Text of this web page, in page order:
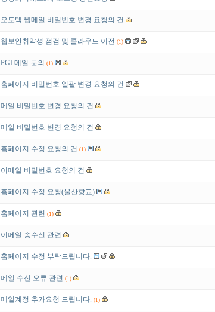
오토텍 웹메일 비밀번호 변경 요청의 건
웹보안취약성 점검 및 클라우드 이전 (1)
PGL메일 문의 (1)
홈페이지 비밀번호 일괄 변경 요청의 건
메일 비밀번호 변경 요청의 건
메일 비밀번호 변경 요청의 건
홈페이지 수정 요청의 건 (1)
이메일 비밀번호 요청의 건
홈페이지 수정 요청(울산향교)
홈페이지 관련 (1)
이메일 송수신 관련
홈페이지 수정 부탁드립니다.
메일 수신 오류 관련 (1)
메일계정 추가요청 드립니다. (1)